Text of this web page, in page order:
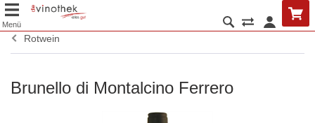
Menü
Rotwein
Brunello di Montalcino Ferrero